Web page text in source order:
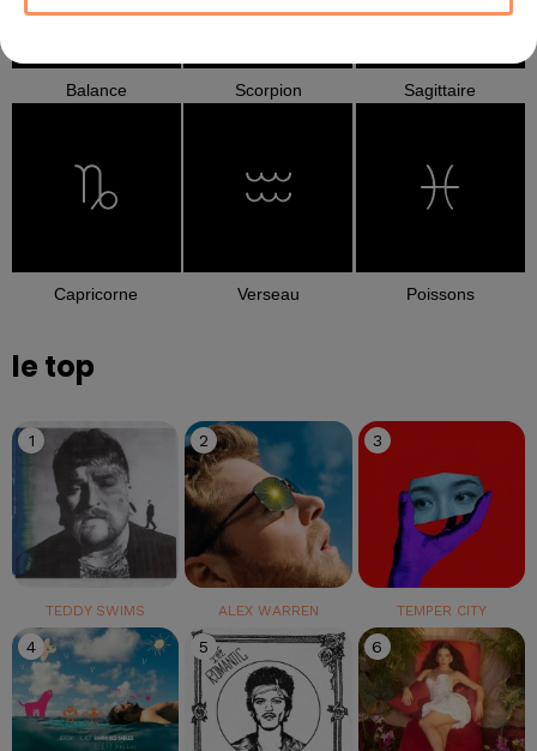
Balance Scorpion Sagittaire
Capricorne Verseau Poissons
le top
1
TEDDY SWIMS
2
ALEX WARREN
3
TEMPER CITY
4 5 6